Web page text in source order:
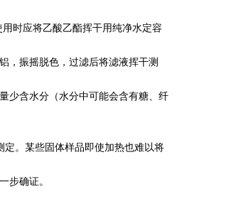
时应将乙酸乙酯挥干用纯净水定容
，振摇脱色，过滤后将滤液挥干测
少含水分（水分中可能会含有糖、纤
。某些固体样品即使加热也难以将
步确证。